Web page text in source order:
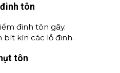
tôn
đinh tôn gãy.
bít kín các lỗ đinh.
tôn